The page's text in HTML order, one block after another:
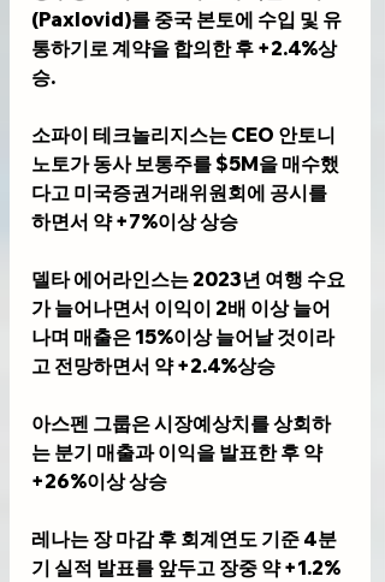
(Paxlovid)를 중국 본토에 수입 및 유
통하기로 계약을 합의한 후 +2.4%상
승.
소파이 테크놀리지스는 CEO 안토니
노토가 동사 보통주를 $5M을 매수했
다고 미국증권거래위원회에 공시를
하면서 약 +7%이상 상승
델타 에어라인스는 2023년 여행 수요
가 늘어나면서 이익이 2배 이상 늘어
나며 매출은 15%이상 늘어날 것이라
고 전망하면서 약 +2.4%상승
아스펜 그룹은 시장예상치를 상회하
는 분기 매출과 이익을 발표한 후 약
+26%이상 상승
레나는 장 마감 후 회계연도 기준 4분
기 실적 발표를 앞두고 장중 약 +1.2%